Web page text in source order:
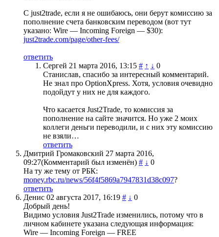
С just2trade, если я не ошибаюсь, они берут комиссию за
пополнение счета банковским переводом (вот тут
указано: Wire — Incoming Foreign — $30):
just2trade.com/page/other-fees/
ответить
Сергей 21 марта 2016, 13:15 # ↑ ↓ 0
Станислав, спасибо за интересный комментарий.
Не знал про OptionXpress. Хотя, условия очевидно
подойдут у них не для каждого.
Что касается Just2Trade, то комиссия за
пополнение на сайте значится. Но уже 2 моих
коллеги деньги переводили, и с них эту комиссию
не взяли…
ответить
Дмитрий Громаковский 27 марта 2016,
09:27(Комментарий был изменён) # ↓ 0
На ту же тему от РБК:
money.rbc.ru/news/56f4f5869a7947831d38c097?
ответить
Денис 02 августа 2017, 16:19 # ↓ 0
Добрый день!
Видимо условия Just2Trade изменились, потому что в
личном кабинете указана следующая информация:
Wire — Incoming Foreign — FREE